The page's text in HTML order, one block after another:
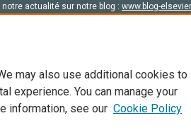
notre actualité sur notre blog : www.blog-
de licence et ses contributeurs. Tout
Pour tout contenu en libre accès, les
may also use additional cookies to
experience. You can manage your
information, see our Cookie Policy